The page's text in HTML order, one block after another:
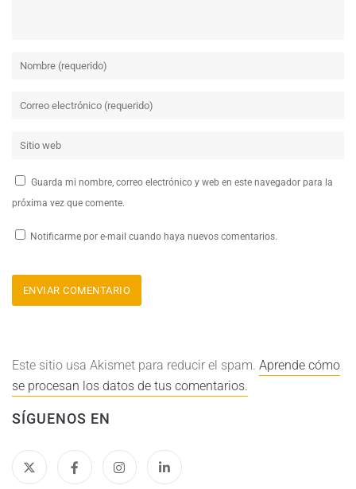
Guarda mi nombre, correo electrónico y web en este navegador para la
próxima vez que comente.
Notificarme por e-mail cuando haya nuevos comentarios.
Este sitio usa Akismet para reducir el spam. Aprende cómo
se procesan los datos de tus comentarios.
SÍGUENOS EN